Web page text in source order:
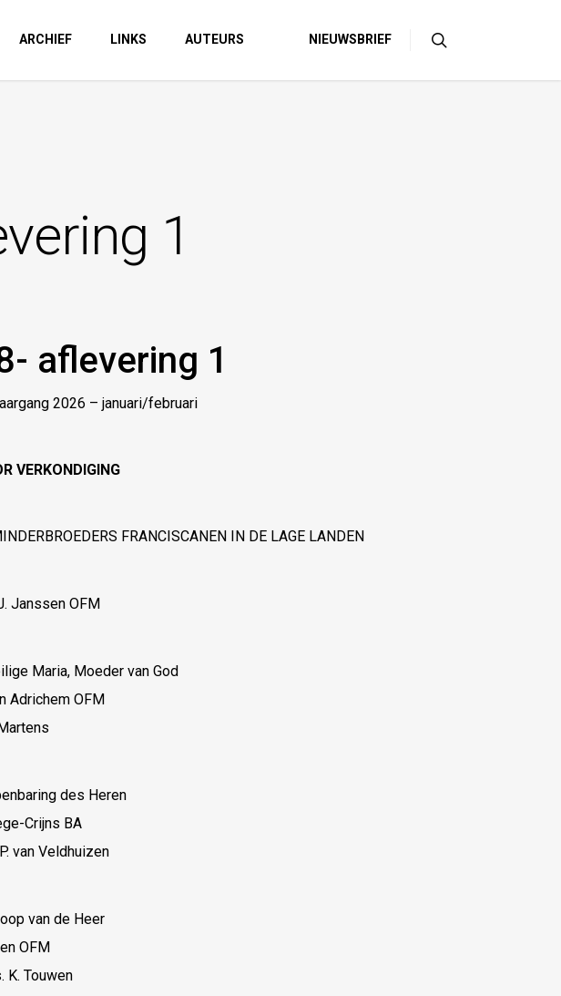
ARCHIEF LINKS AUTEURS NIEUWSBRIEF
1
aflevering 1
2026 – januari/februari
VERKONDIGING
FRANCISCANEN IN DE LAGE LANDEN
Janssen OFM
Maria, Moeder van God
Adrichem OFM
des Heren
Crijns BA
van Veldhuizen
van de Heer
OFM
K. Touwen